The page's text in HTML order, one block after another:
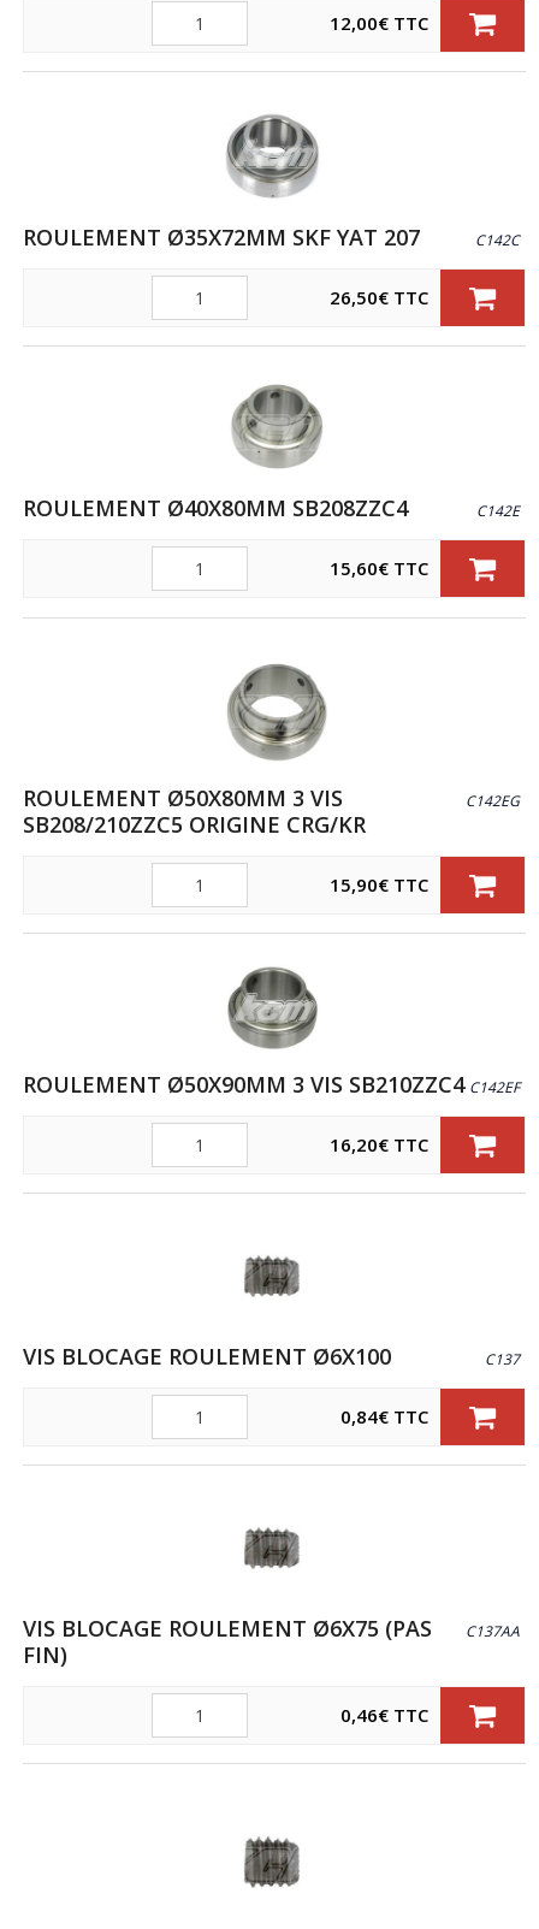
Quantité 12,00€ TTC
ROULEMENT Ø35X72MM SKF YAT 207 C142C
Quantité 26,50€ TTC
ROULEMENT Ø40X80MM SB208ZZC4 C142E
Quantité 15,60€ TTC
ROULEMENT Ø50X80MM 3 VIS
SB208/210ZZC5 ORIGINE CRG/KR
C142EG
15,90€ TTC
ROULEMENT Ø50X90MM 3 VIS SB210ZZC4 C142EF
Quantité 16,20€ TTC
VIS BLOCAGE ROULEMENT Ø6X100 C137
Quantité 0,84€ TTC
VIS BLOCAGE ROULEMENT Ø6X75 (PAS
FIN)
C137AA
Quantité 0,46€ TTC